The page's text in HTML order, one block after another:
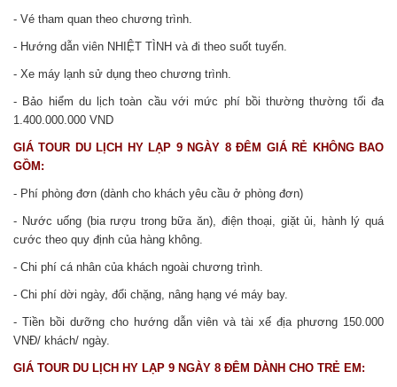
- Vé tham quan theo chương trình.
- Hướng dẫn viên NHIỆT TÌNH và đi theo suốt tuyến.
- Xe máy lạnh sử dụng theo chương trình.
- Bảo hiểm du lịch toàn cầu với mức phí bồi thường thường tối đa
1.400.000.000 VND
GIÁ TOUR DU LỊCH HY LẠP 9 NGÀY 8 ĐÊM GIÁ RẺ KHÔNG BAO
GỒM:
- Phí phòng đơn (dành cho khách yêu cầu ở phòng đơn)
- Nước uống (bia rượu trong bữa ăn), điện thoại, giặt ủi, hành lý quá
cước theo quy định của hàng không.
- Chi phí cá nhân của khách ngoài chương trình.
- Chi phí dời ngày, đổi chặng, nâng hạng vé máy bay.
- Tiền bồi dưỡng cho hướng dẫn viên và tài xế địa phương 150.000
VNĐ/ khách/ ngày.
GIÁ TOUR DU LỊCH HY LẠP 9 NGÀY 8 ĐÊM DÀNH CHO TRẺ EM: